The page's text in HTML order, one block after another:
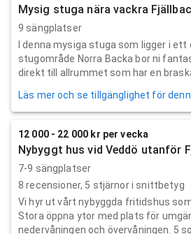
Mysig stuga nära vackra
9 sängplatser
I denna mysiga stuga som ligger i
stugområde Norra Backa bor ni
direkt till allrummet som har en
Läs mer och se tillgänglighet för
12 000 - 22 000 kr per vecka
Nybyggt hus vid Veddö utanför
7-9 sängplatser
8 recensioner, 5 stjärnor i snittbetyg
Vi hyr ut vårt nybyggda fritidshus
Stora öppna ytor med plats för
nedervåningen och övervåningen. 5